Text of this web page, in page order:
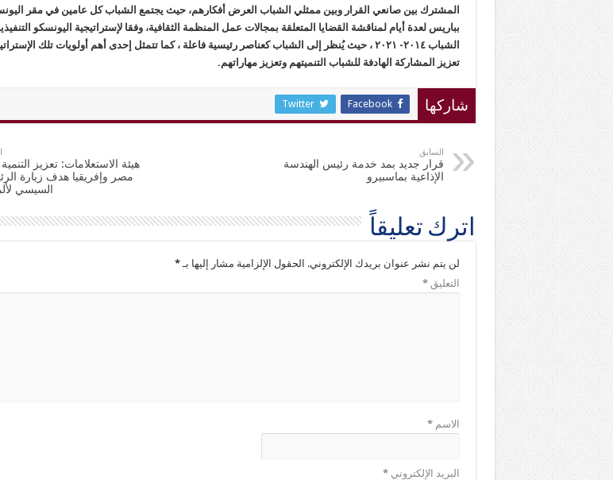
المشترك بين صانعي القرار وبين ممثلي الشباب العرض أفكارهم، حيث يجتمع الشباب كل عامين في مقر
بباريس لعدة أيام لمناقشة القضايا المتعلقة بمجالات عمل المنظمة الثقافية، وفقا لإستراتيجية اليونسكو
الشباب ٢٠١٤- ٢٠٢١ ، حيث يُنظر إلى الشباب كعناصر رئيسية فاعلة ، كما تتمثل إحدى أهم أولويات تلك
تعزيز المشاركة الهادفة للشباب التنميتهم وتعزيز مهاراتهم.
شاركها Facebook
Twitter
السابق
قرار جديد بمد خدمة رئيس الهندسة
الإذاعية بماسبيرو
هيئة الاستعلامات: تعزيز
مصر وإفريقيا هدف زيارة
السيسي
اترك تعليقاً
لن يتم نشر عنوان بريدك الإلكتروني. الحقول الإلزامية مشار إليها بـ*
التعليق*
الاسم*
البريد الإلكتروني*